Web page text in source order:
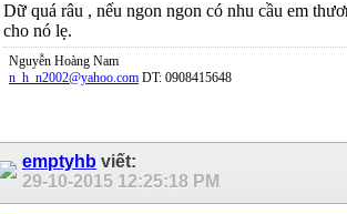
Dữ quá râu , nếu ngon ngon có nhu cầu em
cho nó lẹ.
Nguyễn Hoàng Nam
n_h_n2002@yahoo.com DT: 0908415648
emptyhb viết:
29-10-2015 12:25:18 PM